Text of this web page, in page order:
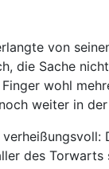
von
die Sache
wohl
weiter in
des